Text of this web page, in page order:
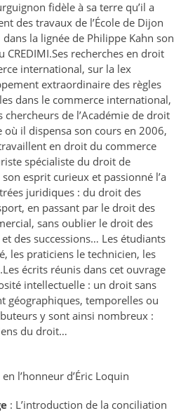
fidèle à sa terre qu’il a
des travaux de l’École de Dijon
la lignée de Philippe Kahn son
CREDIMI.Ses recherches en droit
international, sur la lex
extraordinaire des règles
dans le commerce international,
chercheurs de l’Académie de droit
où il dispensa son cours en 2006,
en droit du commerce
spécialiste du droit de
esprit curieux et passionné l’a
juridiques : du droit des
en passant par le droit des
sans oublier le droit des
des successions… Les étudiants
les praticiens le technicien, les
écrits réunis dans cet ouvrage
intellectuelle : un droit sans
géographiques, temporelles ou
y sont ainsi nombreux :
du droit…
l’honneur d’Éric Loquin
: L’introduction de la conciliation